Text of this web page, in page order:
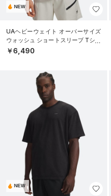
NEW
UAヘビーウェイト オーバーサイズ
ウォッシュ ショートスリーブ Tシャ
ツ（ライフスタイル/MEN）
￥6,490
NEW